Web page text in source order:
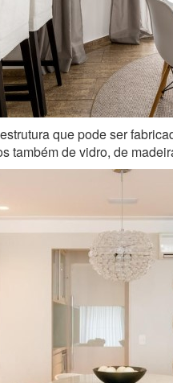
que pode ser
também de vidro, de